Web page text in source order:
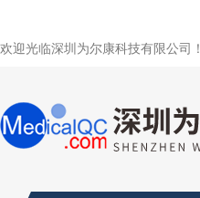
欢迎光临深圳为尔康科技有限公司！